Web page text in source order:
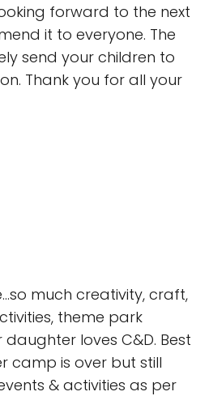
forward to the next
it to everyone. The
send your children to
Thank you for all your
much creativity, craft,
theme park
daughter loves C&D. Best
camp is over but still
& activities as per